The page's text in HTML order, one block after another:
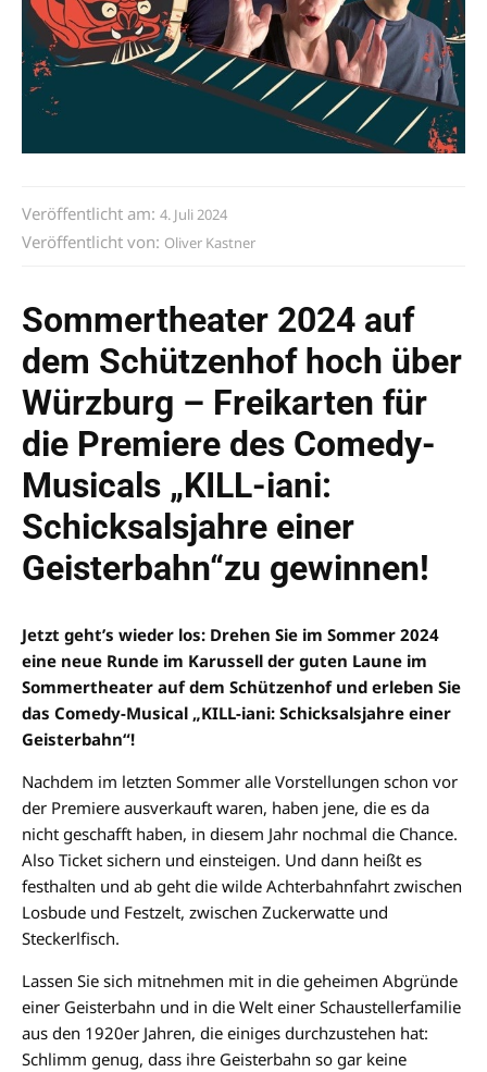
Veröffentlicht am: 4. Juli 2024
Veröffentlicht von: Oliver Kastner
Sommertheater 2024 auf
dem Schützenhof hoch über
Würzburg – Freikarten für
die Premiere des Comedy-
Musicals „KILL-iani:
Schicksalsjahre einer
Geisterbahn“zu gewinnen!
Jetzt geht’s wieder los: Drehen Sie im Sommer 2024
eine neue Runde im Karussell der guten Laune im
Sommertheater auf dem Schützenhof und erleben Sie
das Comedy-Musical „KILL-iani: Schicksalsjahre einer
Geisterbahn“!
Nachdem im letzten Sommer alle Vorstellungen schon vor
der Premiere ausverkauft waren, haben jene, die es da
nicht geschafft haben, in diesem Jahr nochmal die Chance.
Also Ticket sichern und einsteigen. Und dann heißt es
festhalten und ab geht die wilde Achterbahnfahrt zwischen
Losbude und Festzelt, zwischen Zuckerwatte und
Steckerlfisch.
Lassen Sie sich mitnehmen mit in die geheimen Abgründe
einer Geisterbahn und in die Welt einer Schaustellerfamilie
aus den 1920er Jahren, die einiges durchzustehen hat:
Schlimm genug, dass ihre Geisterbahn so gar keine